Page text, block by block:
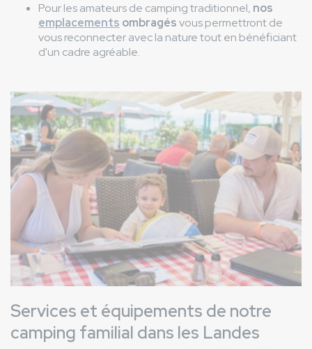
Pour les amateurs de camping traditionnel, nos
emplacements ombragésvous permettront de
vous reconnecter avec la nature tout en bénéficiant
d'un cadre agréable.
Image
Services et équipements de notre
camping familial dans les Landes